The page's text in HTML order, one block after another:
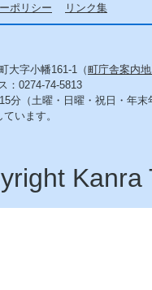
ポリシー リンク集
大字小幡161-1（町庁舎案内
：0274-74-5813
分（土曜・日曜・祝日・年末
います。
Kanra